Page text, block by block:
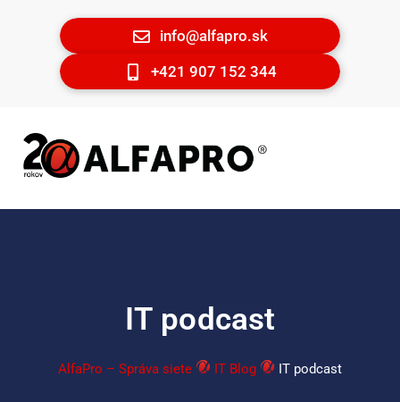
info@alfapro.sk
+421 907 152 344
IT podcast
AlfaPro – Správa siete IT Blog IT podcast